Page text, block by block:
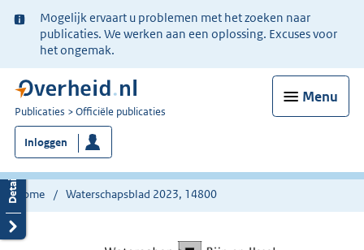
Ter
informatie:
Mogelijk ervaart u problemen met het zoeken naar
publicaties. We werken aan een oplossing. Excuses voor
het ongemak.
Menu
U
bent
nu
hier:
Publicaties Officiële publicaties
Inloggen
Home Waterschapsblad 2023, 14800